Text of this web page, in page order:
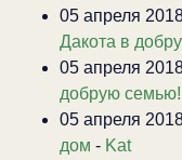
05 апреля
Дакота в
05 апреля
добрую семью!
05 апреля
дом - Kat